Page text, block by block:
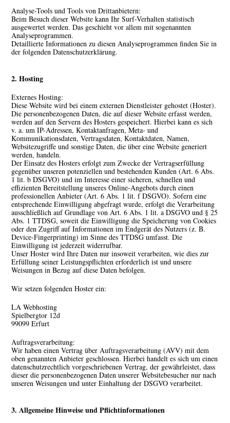
Analyse-Tools und Tools von Dritt­anbietern:
Beim Besuch dieser Website kann Ihr Surf-Verhalten statistisch
ausgewertet werden. Das geschieht vor allem mit sogenannten
Analyseprogrammen.
Detaillierte Informationen zu diesen Analyseprogrammen finden Sie in
der folgenden Datenschutzerklärung.
2. Hosting
Externes Hosting:
Diese Website wird bei einem externen Dienstleister gehostet (Hoster).
Die personenbezogenen Daten, die auf dieser Website erfasst werden,
werden auf den Servern des Hosters gespeichert. Hierbei kann es sich
v. a. um IP-Adressen, Kontaktanfragen, Meta- und
Kommunikationsdaten, Vertragsdaten, Kontaktdaten, Namen,
Websitezugriffe und sonstige Daten, die über eine Website generiert
werden, handeln.
Der Einsatz des Hosters erfolgt zum Zwecke der Vertragserfüllung
gegenüber unseren potenziellen und bestehenden Kunden (Art. 6 Abs.
1 lit. b DSGVO) und im Interesse einer sicheren, schnellen und
effizienten Bereitstellung unseres Online-Angebots durch einen
professionellen Anbieter (Art. 6 Abs. 1 lit. f DSGVO). Sofern eine
entsprechende Einwilligung abgefragt wurde, erfolgt die Verarbeitung
ausschließlich auf Grundlage von Art. 6 Abs. 1 lit. a DSGVO und § 25
Abs. 1 TTDSG, soweit die Einwilligung die Speicherung von Cookies
oder den Zugriff auf Informationen im Endgerät des Nutzers (z. B.
Device-Fingerprinting) im Sinne des TTDSG umfasst. Die
Einwilligung ist jederzeit widerrufbar.
Unser Hoster wird Ihre Daten nur insoweit verarbeiten, wie dies zur
Erfüllung seiner Leistungspflichten erforderlich ist und unsere
Weisungen in Bezug auf diese Daten befolgen.
Wir setzen folgenden Hoster ein:
LA Webhosting
Spielbergtor 12d
99099 Erfurt
Auftragsverarbeitung:
Wir haben einen Vertrag über Auftragsverarbeitung (AVV) mit dem
oben genannten Anbieter geschlossen. Hierbei handelt es sich um einen
datenschutzrechtlich vorgeschriebenen Vertrag, der gewährleistet, dass
dieser die personenbezogenen Daten unserer Websitebesucher nur nach
unseren Weisungen und unter Einhaltung der DSGVO verarbeitet.
3. Allgemeine Hinweise und Pflicht­informationen